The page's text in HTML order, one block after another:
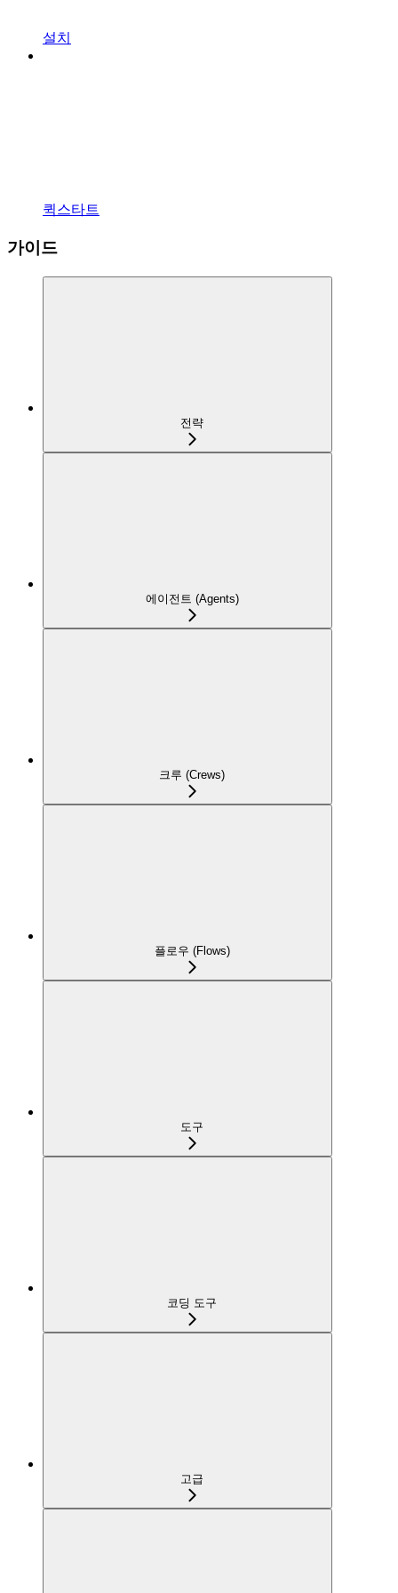
설치
퀵스타트
가이드
전략
에이전트 (Agents)
크루 (Crews)
플로우 (Flows)
도구
코딩 도구
고급